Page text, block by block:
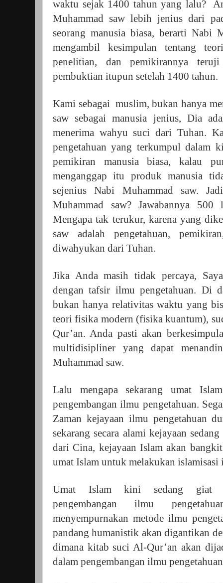
waktu sejak 1400 tahun yang lalu?
Muhammad saw lebih jenius dari
seorang manusia biasa, berarti Nabi
mengambil kesimpulan tentang
penelitian, dan pemikirannya
pembuktian itupun setelah 1400 tahun.
Kami sebagai muslim, bukan hanya
saw sebagai manusia jenius, Dia
menerima wahyu suci dari Tuhan.
pengetahuan yang terkumpul dalam
pemikiran manusia biasa, kalau
menganggap itu produk manusia
sejenius Nabi Muhammad saw.
Muhammad saw? Jawabannya
Mengapa tak terukur, karena yang
saw adalah pengetahuan,
diwahyukan dari Tuhan.
Jika Anda masih tidak percaya,
dengan tafsir ilmu pengetahuan. Di
bukan hanya relativitas waktu yang
teori fisika modern (fisika kuantum),
Qur’an. Anda pasti akan
multidisipliner yang dapat
Muhammad saw.
Lalu mengapa sekarang umat
pengembangan ilmu pengetahuan.
Zaman kejayaan ilmu pengetahuan
sekarang secara alami kejayaan
dari Cina, kejayaan Islam akan
umat Islam untuk melakukan islamisasi
Umat Islam kini sedang giat
pengembangan ilmu
menyempurnakan metode ilmu
pandang humanistik akan digantikan
dimana kitab suci Al-Qur’an akan
dalam pengembangan ilmu